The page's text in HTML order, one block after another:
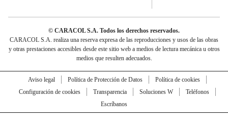
© CARACOL S.A. Todos los derechos reservados.
CARACOL S.A. realiza una reserva expresa de las reproducciones y usos de las obras
y otras prestaciones accesibles desde este sitio web a medios de lectura mecánica u otros
medios que resulten adecuados.
Aviso legal Política de Protección de Datos
Política de cookies
Configuración de cookies
Transparencia Soluciones W
Teléfonos
Escríbanos